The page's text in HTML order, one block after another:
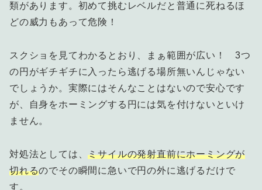
類があります。初めて挑むレベルだと普通に死ねるほ
どの威力もあって危険！
スクショを見てわかるとおり、まぁ範囲が広い！ 3つ
の円がギチギチに入ったら逃げる場所無いんじゃない
でしょうか。実際にはそんなことはないので安心です
が、自身をホーミングする円には気を付けないといけ
ません。
対処法としては、ミサイルの発射直前にホーミングが
切れるのでその瞬間に急いで円の外に逃げるだけで
す。